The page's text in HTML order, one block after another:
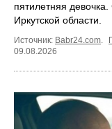
пятилетняя
Иркутской области.
Источник: Babr24.com.
09.08.2026